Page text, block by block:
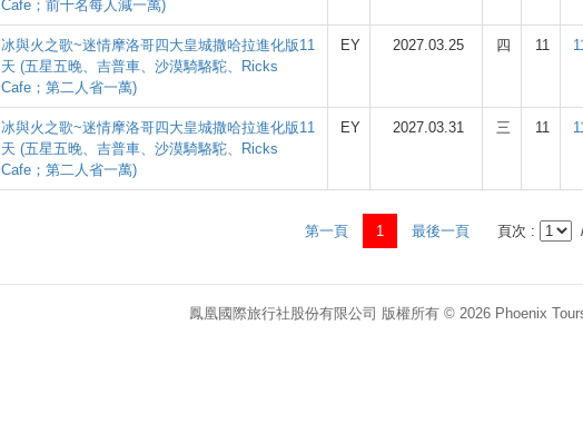
Cafe；前十名每人減一萬)
冰與火之歌~迷情摩洛哥四大皇城撒哈拉進化版11
天 (五星五晚、吉普車、沙漠騎駱駝、Ricks
Cafe；第二人省一萬)
EY 2027.03.25 四 11
冰與火之歌~迷情摩洛哥四大皇城撒哈拉進化版11
天 (五星五晚、吉普車、沙漠騎駱駝、Ricks
Cafe；第二人省一萬)
EY 2027.03.31 三 11
第一頁 1 最後一頁 頁次 :
鳳凰國際旅行社股份有限公司 版權所有 © 2026 Phoenix